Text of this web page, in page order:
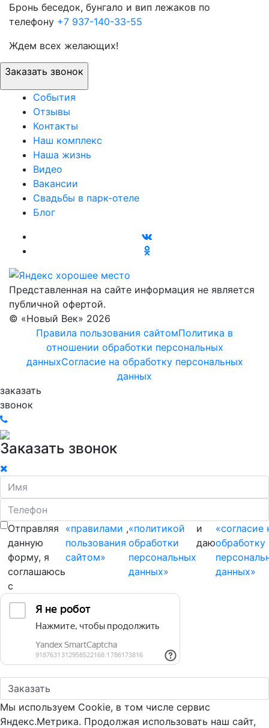
Бронь беседок, бунгало и вип лежаков по
телефону +7 937-140-33-55
Ждем всех желающих!
Заказать звонок
События
Отзывы
Контакты
Наш комплекс
Наша жизнь
Видео
Вакансии
Свадьбы в парк-отеле
Блог
Представленная на сайте информация не является
публичной офертой.
© «Новый Век» 2026
Правила пользования сайтомПолитика в
отношении обработки персональных
данныхСогласие на обработку персональных
данных
заказать
звонок
Заказать звонок
Отправляя
данную
форму, я
соглашаюсь
с
«правилами
пользования
сайтом»
,«политикой
обработки
персональных
данных»
и
даю
«согласие
обработку
данных»
Мы используем Cookie, в том числе сервис
Яндекс.Метрика. Продолжая использовать наш сайт,